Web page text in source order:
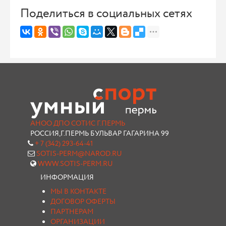
Поделиться в социальных сетях
АНОО ДПО СОТИС Г.ПЕРМЬ
РОССИЯ,Г.ПЕРМЬ БУЛЬВАР ГАГАРИНА 99
+ 7 (342) 293-64-41
SOTIS-PERM@NAROD.RU
WWW.SOTIS-PERM.RU
ИНФОРМАЦИЯ
МЫ В КОНТАКТЕ
ДОГОВОР ОФЕРТЫ
ПАРТНЕРАМ
ОРГАНИЗАЦИИ